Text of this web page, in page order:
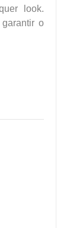
look.
o